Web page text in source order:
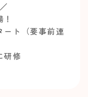
ート（要事前連
研修